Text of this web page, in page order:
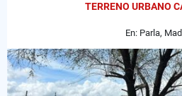
TERRENO URBANO
En: Parla,